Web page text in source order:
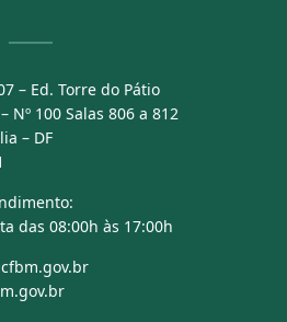
– Ed. Torre do Pátio
Nº 100 Salas 806 a 812
– DF
das 08:00h às 17:00h